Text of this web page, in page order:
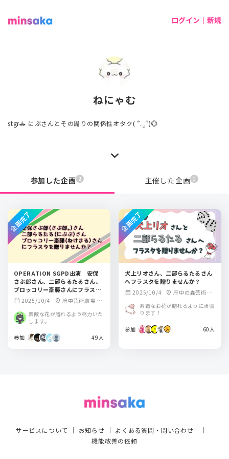
ログイン｜新規
ねにゃむ
stgr🚓 にぶさんとその周りの関係性オタク( ՞. ̫.՞)💮
参加した企画 2 主催した企画 0
OPERATION SGPD出演 安保
さぶ郎さん、二部らるたるさん、
ブロッコリー斎藤さんにフラスタ
を贈りませんか？
calendar_month 2025/10/4 location_on 府中芸術劇場 ど
りーむホール
素敵な花が贈れるよう尽力いた
します。
参加 49人
企画完了
犬上リオさん、二部らるたるさん
へフラスタを贈りませんか？
calendar_month 2025/10/4 location_on 府中の森芸術劇
場 どりーむホール
素敵なお花が贈れるように頑張
ります！
参加 60人
企画完了
サービスについて ｜ お知らせ ｜ よくある質問・問い合わせ ｜
機能改善の依頼